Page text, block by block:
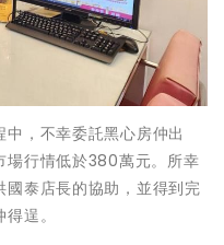
，不幸委託黑心房仲出
場行情低於380萬元。所幸
泰店長的協助，並得到完
逞。